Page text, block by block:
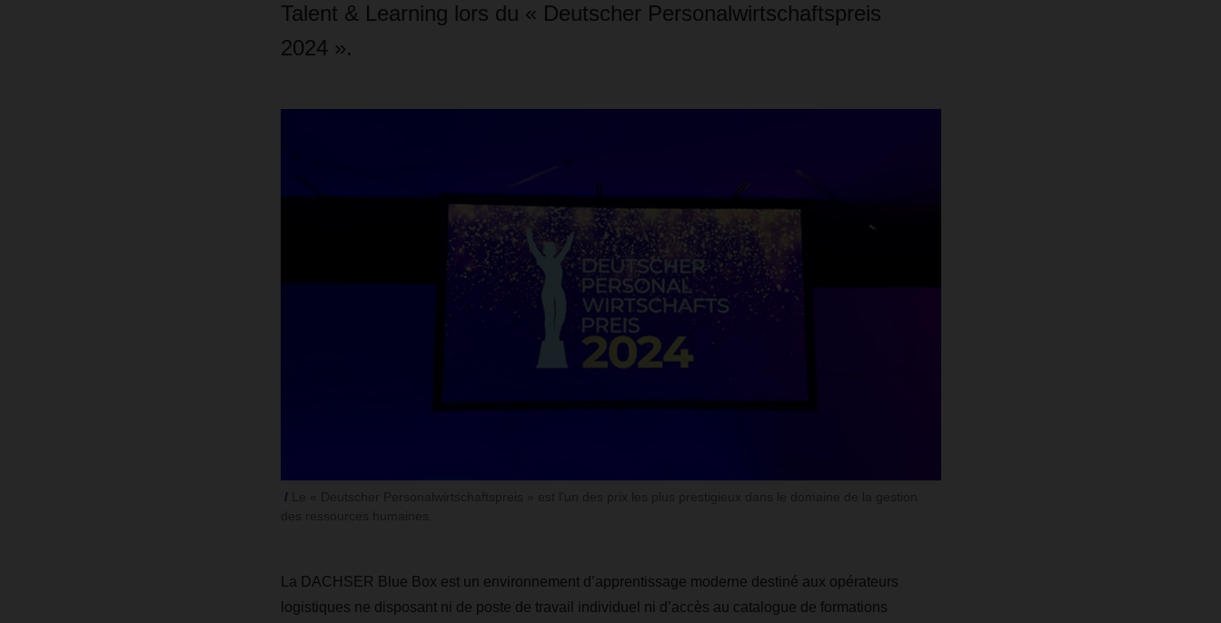
Talent & Learning lors du « Deutscher Personalwirtschaftspreis
2024 ».
La DACHSER Blue Box est un environnement d’apprentissage moderne destiné aux opérateurs
logistiques ne disposant ni de poste de travail individuel ni d’accès au catalogue de formations